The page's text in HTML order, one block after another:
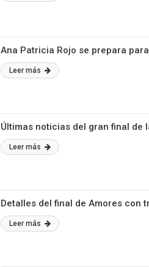
Ana Patricia Rojo se prepara
Leer más
Últimas noticias del gran final de
Leer más
Detalles del final de Amores con
Leer más